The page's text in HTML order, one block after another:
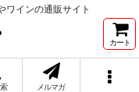
ワインの通販サイト
カート
メルマガ